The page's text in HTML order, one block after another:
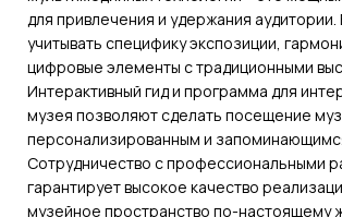
для привлечения и удержания аудитории.
учитывать специфику экспозиции,
цифровые элементы с традиционными
Интерактивный гид и программа для
музея позволяют сделать посещение
персонализированным и
Сотрудничество с профессиональными
гарантирует высокое качество
музейное пространство по-настоящему